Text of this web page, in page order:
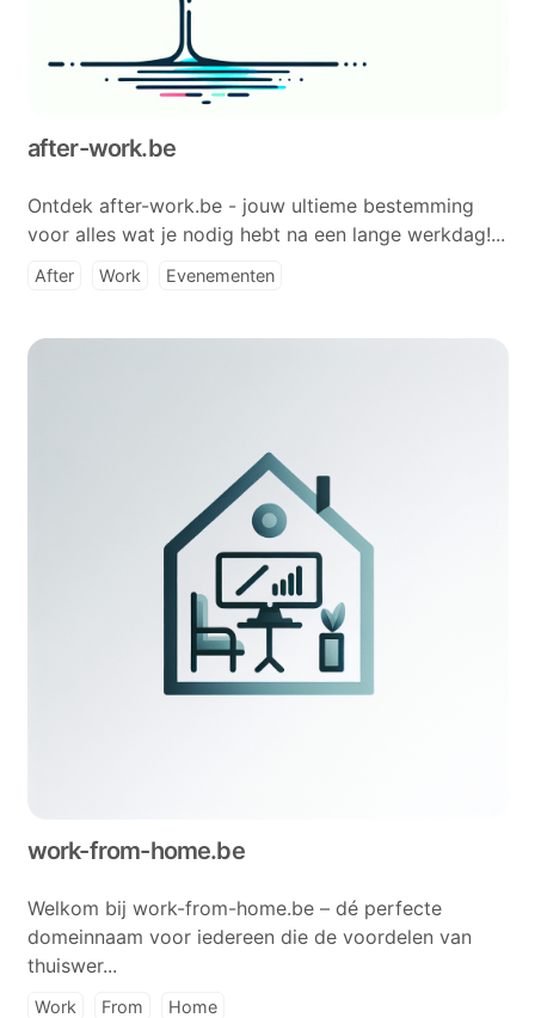
after-work.be
Ontdek after-work.be - jouw ultieme bestemming
voor alles wat je nodig hebt na een lange werkdag!...
After Work Evenementen
work-from-home.be
Welkom bij work-from-home.be – dé perfecte
domeinnaam voor iedereen die de voordelen van
thuiswer...
Work From Home